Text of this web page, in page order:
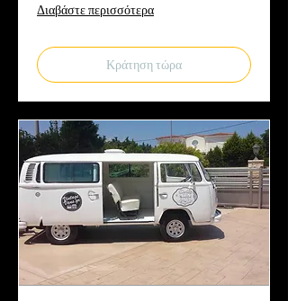
Διαβάστε περισσότερα
Κράτηση τώρα